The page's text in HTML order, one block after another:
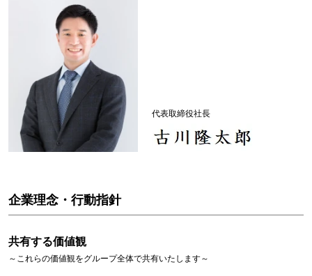
代表取締役社長
企業理念・行動指針
共有する価値観
～これらの価値観をグループ全体で共有いたします～